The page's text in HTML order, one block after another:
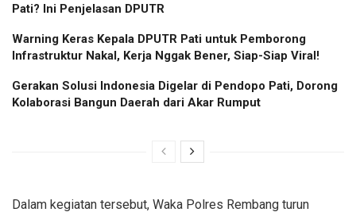
Pati? Ini Penjelasan DPUTR
Warning Keras Kepala DPUTR Pati untuk Pemborong
Infrastruktur Nakal, Kerja Nggak Bener, Siap-Siap Viral!
Gerakan Solusi Indonesia Digelar di Pendopo Pati, Dorong
Kolaborasi Bangun Daerah dari Akar Rumput
Dalam kegiatan tersebut, Waka Polres Rembang turun